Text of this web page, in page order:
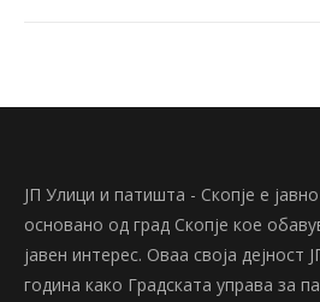
ЈП Улици и патишта - Скопје е
основано од град Скопје кое
јавен интерес. Оваа своја дејност
година како Градската управа за